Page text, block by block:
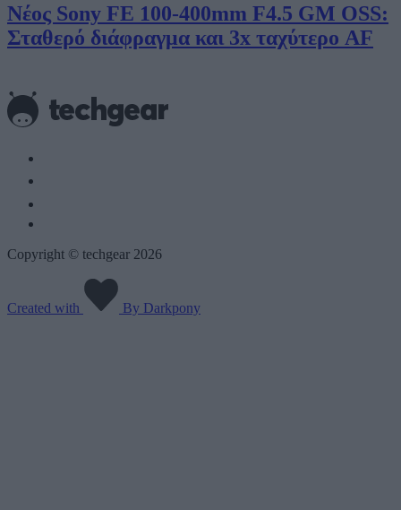
Νέος Sony FE 100-400mm F4.5 GM OSS:
Σταθερό διάφραγμα και 3x ταχύτερο AF
Copyright © techgear 2026
Created with By Darkpony